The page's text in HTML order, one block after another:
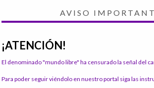
AVISO
¡ATENCIÓN!
El denominado "mundo libre" ha censurado la señal del
Para poder seguir viéndolo en nuestro portal siga las